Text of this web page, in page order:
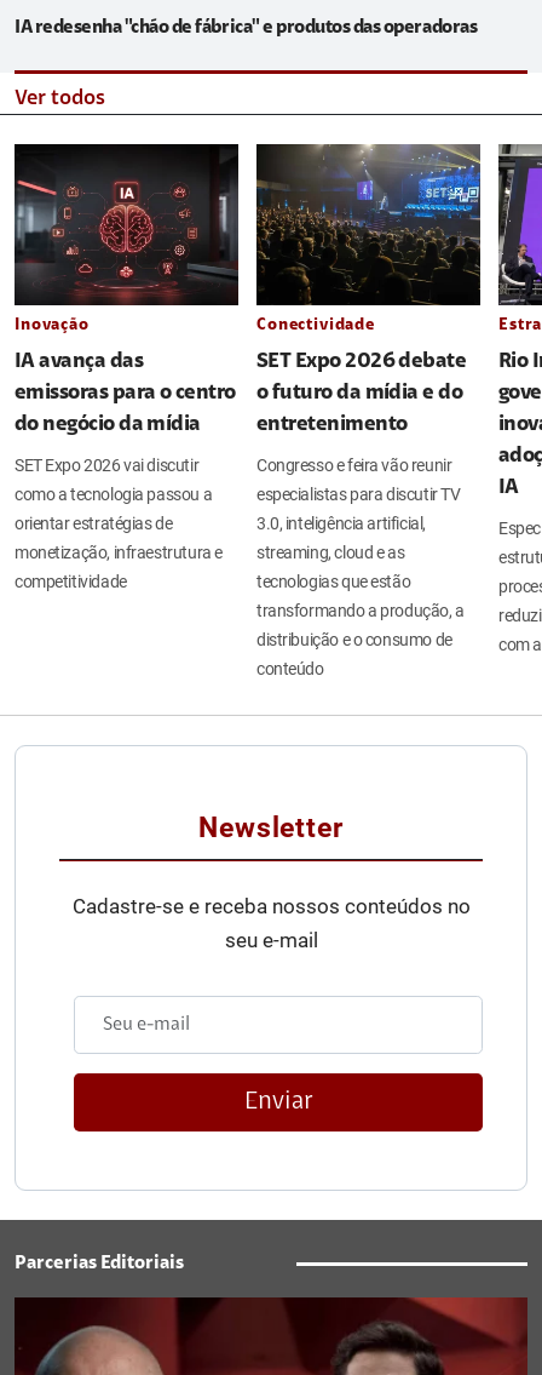
IA redesenha "chão de fábrica" e produtos das operadoras
Ver todos
Inovação
IA avança das
emissoras para o centro
do negócio da mídia
SET Expo 2026 vai discutir
como a tecnologia passou a
orientar estratégias de
monetização, infraestrutura e
competitividade
Conectividade
SET Expo 2026 debate
o futuro da mídia e do
entretenimento
Congresso e feira vão reunir
especialistas para discutir TV
3.0, inteligência artificial,
streaming, cloud e as
tecnologias que estão
transformando a produção, a
distribuição e o consumo de
conteúdo
Rio
IA
com
Newsletter
Cadastre-se e receba nossos conteúdos no
seu e-mail
Enviar
Parcerias Editoriais